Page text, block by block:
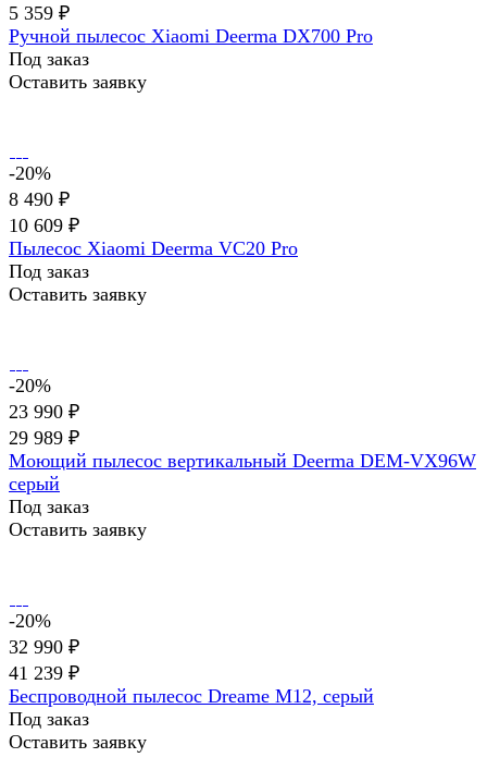
5 359 ₽
Ручной пылесос Xiaomi Deerma DX700 Pro
Под заказ
Оставить заявку
-20%
8 490 ₽
10 609 ₽
Пылесос Xiaomi Deerma VC20 Pro
Под заказ
Оставить заявку
-20%
23 990 ₽
29 989 ₽
Моющий пылесос вертикальный Deerma DEM-VX96W
серый
Под заказ
Оставить заявку
-20%
32 990 ₽
41 239 ₽
Беспроводной пылесос Dreame M12, серый
Под заказ
Оставить заявку